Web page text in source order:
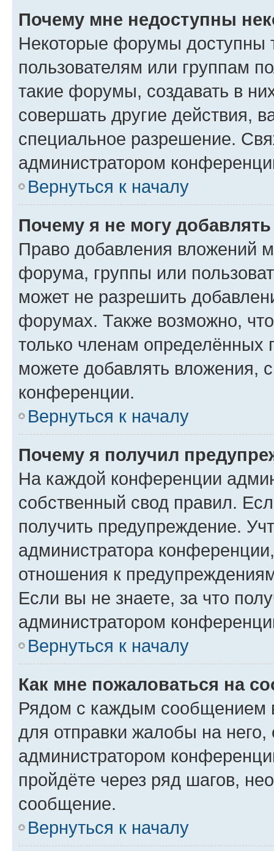
Почему мне недоступны
Некоторые форумы доступны
пользователям или группам
такие форумы, создавать в
совершать другие действия,
специальное разрешение.
администратором
Вернуться к началу
Почему я не могу
Право добавления вложений
форума, группы или
может не разрешить
форумах. Также возможно,
только членам определённых
можете добавлять вложения,
конференции.
Вернуться к началу
Почему я получил
На каждой конференции
собственный свод правил.
получить предупреждение.
администратора
отношения к
Если вы не знаете, за что
администратором
Вернуться к началу
Как мне пожаловаться на
Рядом с каждым сообщением
для отправки жалобы на
администратором
пройдёте через ряд шагов,
сообщение.
Вернуться к началу